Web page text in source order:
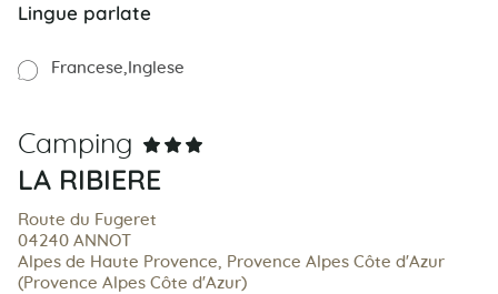
Lingue parlate
Francese Inglese
Camping
LA RIBIERE
Route du Fugeret
04240 ANNOT
Alpes de Haute Provence, Provence Alpes Côte d'Azur
(Provence Alpes Côte d'Azur)